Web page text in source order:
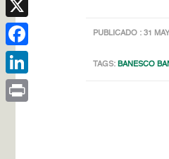
PUBLICADO : 31
TAGS: BANESCO
X
Facebook
LinkedIn